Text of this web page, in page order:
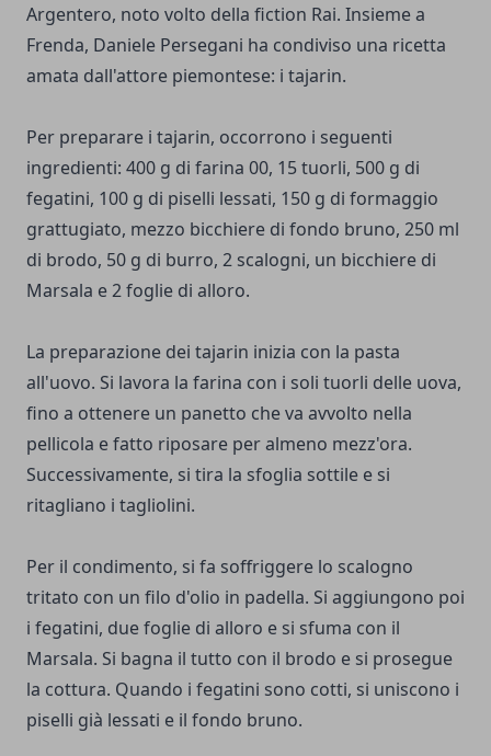
Argentero, noto volto della fiction Rai. Insieme a
Frenda, Daniele Persegani ha condiviso una ricetta
amata dall'attore piemontese: i tajarin.
Per preparare i tajarin, occorrono i seguenti
ingredienti: 400 g di farina 00, 15 tuorli, 500 g di
fegatini, 100 g di piselli lessati, 150 g di formaggio
grattugiato, mezzo bicchiere di fondo bruno, 250 ml
di brodo, 50 g di burro, 2 scalogni, un bicchiere di
Marsala e 2 foglie di alloro.
La preparazione dei tajarin inizia con la pasta
all'uovo. Si lavora la farina con i soli tuorli delle uova,
fino a ottenere un panetto che va avvolto nella
pellicola e fatto riposare per almeno mezz'ora.
Successivamente, si tira la sfoglia sottile e si
ritagliano i tagliolini.
Per il condimento, si fa soffriggere lo scalogno
tritato con un filo d'olio in padella. Si aggiungono poi
i fegatini, due foglie di alloro e si sfuma con il
Marsala. Si bagna il tutto con il brodo e si prosegue
la cottura. Quando i fegatini sono cotti, si uniscono i
piselli già lessati e il fondo bruno.